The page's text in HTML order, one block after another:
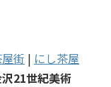
街 | にし茶屋
21世紀美術